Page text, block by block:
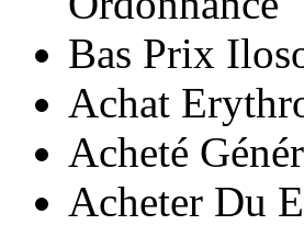
Bas Prix
Achat
Acheté
Acheter Du